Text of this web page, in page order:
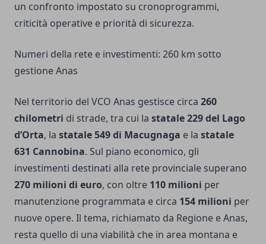
un confronto impostato su cronoprogrammi,
criticità operative e priorità di sicurezza.
Numeri della rete e investimenti: 260 km sotto
gestione Anas
Nel territorio del VCO Anas gestisce circa 260
chilometri di strade, tra cui la statale 229 del Lago
d’Orta, la statale 549 di Macugnaga e la statale
631 Cannobina. Sul piano economico, gli
investimenti destinati alla rete provinciale superano
270 milioni di euro, con oltre 110 milioni per
manutenzione programmata e circa 154 milioni per
nuove opere. Il tema, richiamato da Regione e Anas,
resta quello di una viabilità che in area montana e